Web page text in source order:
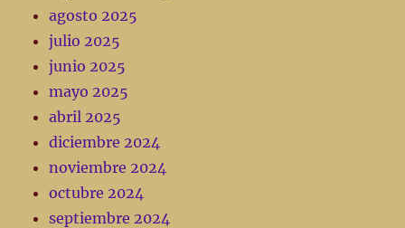
agosto 2025
julio 2025
junio 2025
mayo 2025
abril 2025
diciembre 2024
noviembre 2024
octubre 2024
septiembre 2024